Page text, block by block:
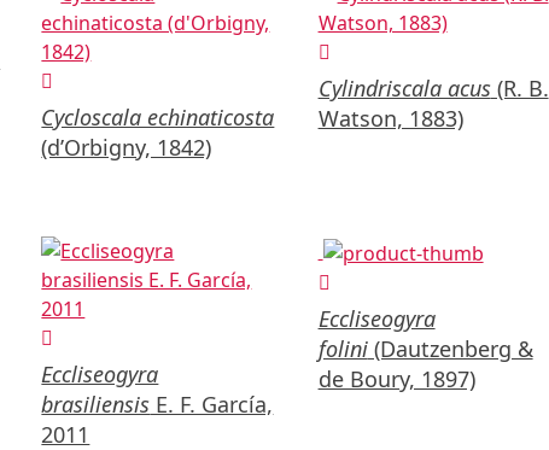
Cycloscala echinaticosta
(d’Orbigny, 1842)
Cylindriscala acus(R. B.
Watson, 1883)
Eccliseogyra
brasiliensis E. F. García,
2011
Eccliseogyra
folini(Dautzenberg &
de Boury, 1897)